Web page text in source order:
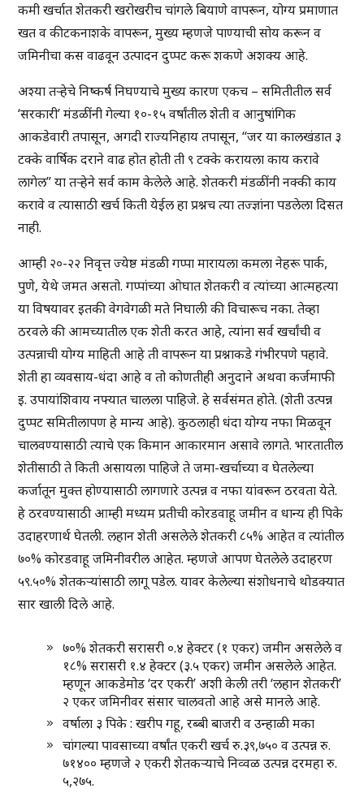
कमी खर्चात शेतकरी खरोखरीच चांगले बियाणे वापरून, योग्य प्रमाणात
खत व कीटकनाशके वापरून, मुख्य म्हणजे पाण्याची सोय करून व
जमिनीचा कस वाढवून उत्पादन दुप्पट करू शकणे अशक्य आहे.
अश्या तर्‍हेचे निष्कर्ष निघण्याचे मुख्य कारण एकच – समितीतील सर्व
‘सरकारी’ मंडळींनी गेल्या १०-१५ वर्षांतील शेती व आनुषांगिक
आकडेवारी तपासून, अगदी राज्यनिहाय तपासून, “जर या कालखंडात ३
टक्के वार्षिक दराने वाढ होत होती ती ९ टक्के करायला काय करावे
लागेल” या तर्‍हेने सर्व काम केलेले आहे. शेतकरी मंडळींनी नक्की काय
करावे व त्यासाठी खर्च किती येईल हा प्रश्नच त्या तज्ज्ञांना पडलेला दिसत
नाही.
आम्ही २०-२२ निवृत्त ज्येष्ठ मंडळी गप्पा मारायला कमला नेहरू पार्क,
पुणे, येथे जमत असतो. गप्पांच्या ओघात शेतकरी व त्यांच्या आत्महत्या
या विषयावर इतकी वेगवेगळी मते निघाली की विचारूच नका. तेव्हा
ठरवले की आमच्यातील एक शेती करत आहे, त्यांना सर्व खर्चांची व
उत्पन्नाची योग्य माहिती आहे ती वापरून या प्रश्नाकडे गंभीरपणे पहावे.
शेती हा व्यवसाय-धंदा आहे व तो कोणतीही अनुदाने अथवा कर्जमाफी
इ. उपायांशिवाय नफ्यात चालला पाहिजे. हे सर्वसंमत होते. (शेती उत्पन्न
दुप्पट समितीलापण हे मान्य आहे). कुठलाही धंदा योग्य नफा मिळवून
चालवण्यासाठी त्याचे एक किमान आकारमान असावे लागते. भारतातील
शेतीसाठी ते किती असायला पाहिजे ते जमा-खर्चाच्या व घेतलेल्या
कर्जातून मुक्त होण्यासाठी लागणारे उत्पन्न व नफा यांवरून ठरवता येते.
हे ठरवण्यासाठी आम्ही मध्यम प्रतीची कोरडवाहू जमीन व धान्य ही पिके
उदाहरणार्थ घेतली. लहान शेती असलेले शेतकरी ८५% आहेत व त्यांतील
७०% कोरडवाहू जमिनीवरील आहेत. म्हणजे आपण घेतलेले उदाहरण
५९.५०% शेतकर्‍यांसाठी लागू पडेल. यावर केलेल्या संशोधनाचे थोडक्यात
सार खाली दिले आहे.
७०% शेतकरी सरासरी ०.४ हेक्टर (१ एकर) जमीन असलेले व
१८% सरासरी १.४ हेक्टर (३.५ एकर) जमीन असलेले आहेत.
म्हणून आकडेमोड ‘दर एकरी’ अशी केली तरी ‘लहान शेतकरी’
२ एकर जमिनीवर संसार चालवतो आहे असे मानले आहे.
वर्षाला ३ पिके : खरीप गहू, रब्बी बाजरी व उन्हाळी मका
चांगल्या पावसाच्या वर्षांत एकरी खर्च रु.३९,७५० व उत्पन्न रु.
७१४०० म्हणजे २ एकरी शेतकर्‍याचे निव्वळ उत्पन्न दरमहा रु.
५,२७५.